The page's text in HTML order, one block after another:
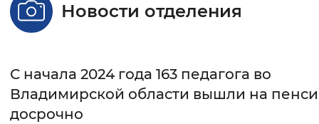
Стандартный Увеличенный
Без засечек С засечками
Новости отделения
С начала 2024 года 163 педагога во
Владимирской области вышли на
досрочно